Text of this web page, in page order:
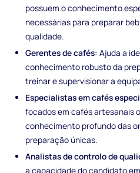
possuem o conhecimento
necessárias para preparar
qualidade.
Gerentes de cafés: Ajuda a
conhecimento robusto da
treinar e supervisionar a
Especialistas em cafés
focados em cafés artesanais
conhecimento profundo das
preparação únicas.
Analistas de controlo de
a capacidade do candidato